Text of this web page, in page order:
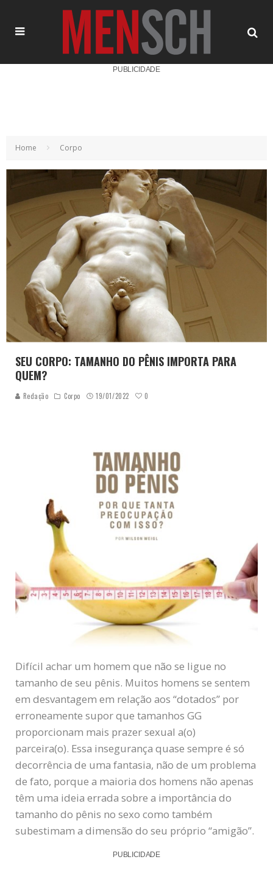
PUBLICIDADE
Home Corpo
SEU CORPO: TAMANHO DO PÊNIS IMPORTA PARA
QUEM?
Redação Corpo 19/01/2022 0
Difícil achar um homem que não se ligue no
tamanho de seu pênis. Muitos homens se sentem
em desvantagem em relação aos “dotados” por
erroneamente supor que tamanhos GG
proporcionam mais prazer sexual a(o)
parceira(o). Essa insegurança quase sempre é só
decorrência de uma fantasia, não de um problema
de fato, porque a maioria dos homens não apenas
têm uma ideia errada sobre a importância do
tamanho do pênis no sexo como também
subestimam a dimensão do seu próprio “amigão”.
PUBLICIDADE